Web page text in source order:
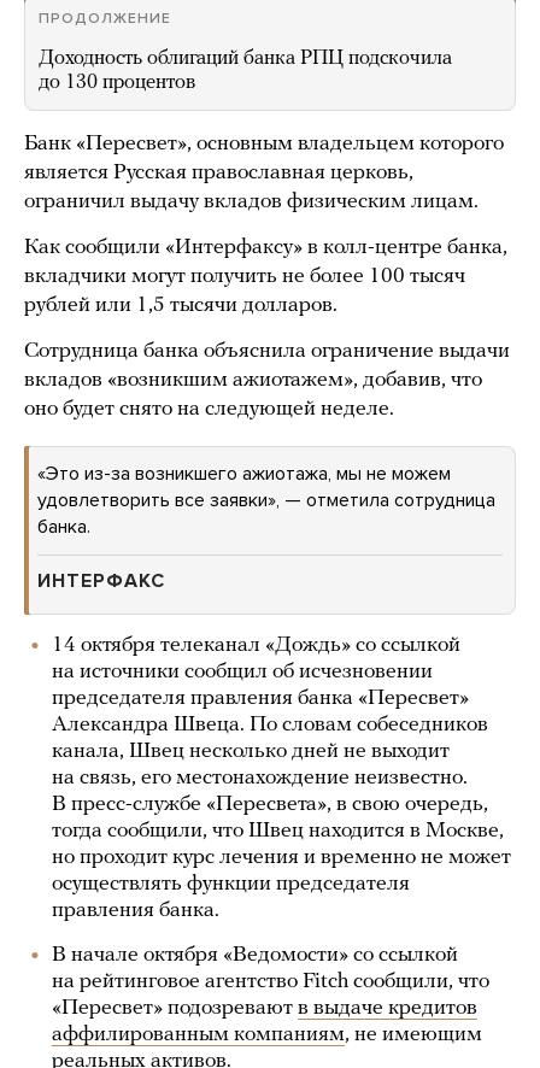
ПРОДОЛЖЕНИЕ
Доходность облигаций банка РПЦ подскочила
до 130 процентов
Банк «Пересвет», основным владельцем которого
является Русская православная церковь,
ограничил выдачу вкладов физическим лицам.
Как сообщили «Интерфаксу» в колл-центре банка,
вкладчики могут получить не более 100 тысяч
рублей или 1,5 тысячи долларов.
Сотрудница банка объяснила ограничение выдачи
вкладов «возникшим ажиотажем», добавив, что
оно будет снято на следующей неделе.
«Это из-за возникшего ажиотажа, мы не можем
удовлетворить все заявки», — отметила сотрудница
банка.
ИНТЕРФАКС
14 октября телеканал «Дождь» со ссылкой
на источники сообщил об исчезновении
председателя правления банка «Пересвет»
Александра Швеца. По словам собеседников
канала, Швец несколько дней не выходит
на связь, его местонахождение неизвестно.
В пресс-службе «Пересвета», в свою очередь,
тогда сообщили, что Швец находится в Москве,
но проходит курс лечения и временно не может
осуществлять функции председателя
правления банка.
В начале октября «Ведомости» со ссылкой
на рейтинговое агентство Fitch сообщили, что
«Пересвет» подозревают в выдаче кредитов
аффилированным компаниям, не имеющим
реальных активов.